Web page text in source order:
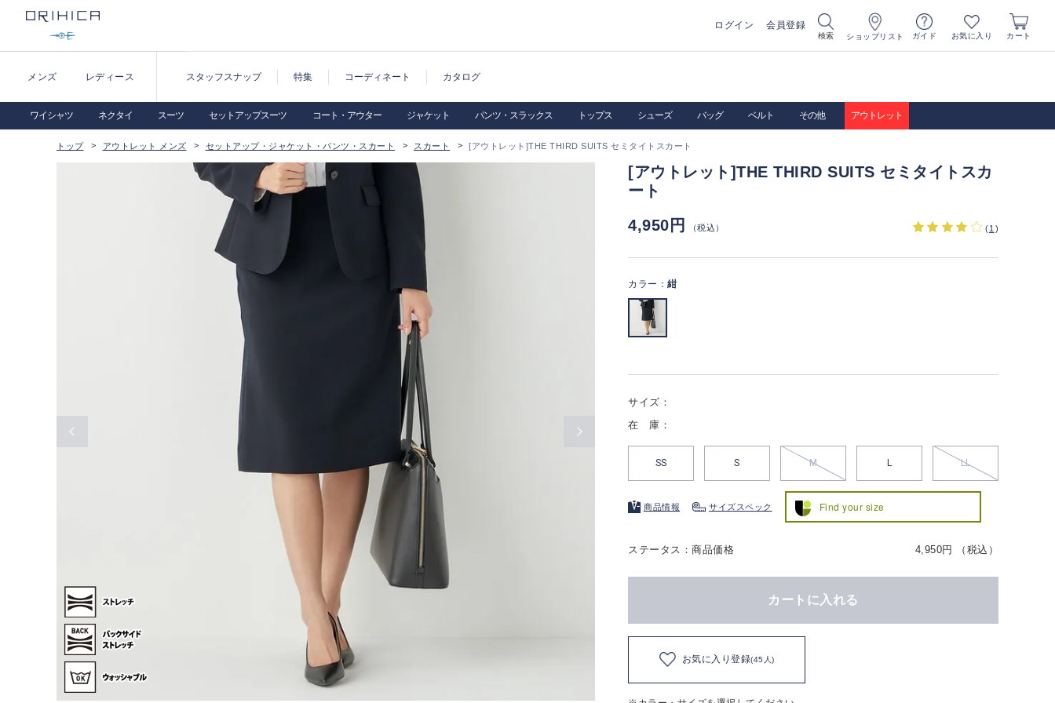
ログイン 会員登録
検索 ショップリスト ガイド お気に入り カート
メンズ レディース スタッフスナップ 特集 コーディネート カタログ
ワイシャツ ネクタイ スーツ セットアップスーツ コート・アウター ジャケット パンツ・スラックス トップス シューズ バッグ ベルト その他 アウトレット
トップ アウトレット メンズ セットアップ・ジャケット・パンツ・スカート スカート [アウトレット]THE THIRD SUITS セミタイトスカート
[アウトレット]THE THIRD SUITS セミタイトスカ
ート
4,950円
（税込） (1 )
カラー： 紺
サイズ：
在 庫：
SS S M L LL
商品情報 サイズスペック Find your size
ステータス：商品価格 4,950円 （税込）
カートに入れる
お気に入り登録(45人)